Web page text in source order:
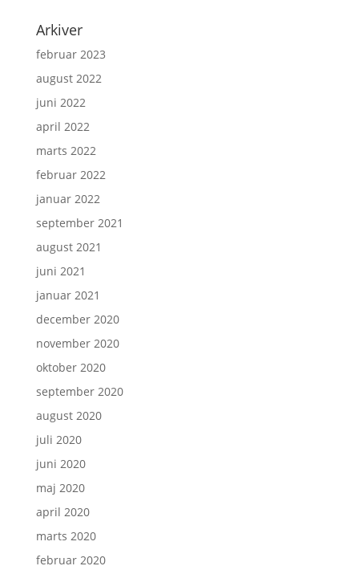
Arkiver
februar 2023
august 2022
juni 2022
april 2022
marts 2022
februar 2022
januar 2022
september 2021
august 2021
juni 2021
januar 2021
december 2020
november 2020
oktober 2020
september 2020
august 2020
juli 2020
juni 2020
maj 2020
april 2020
marts 2020
februar 2020